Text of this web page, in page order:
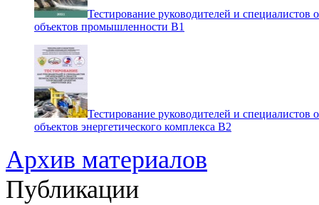
Тестирование руководителей и специалистов
объектов промышленности В1
Тестирование руководителей и специалистов
объектов энергетического комплекса В2
Архив материалов
Публикации